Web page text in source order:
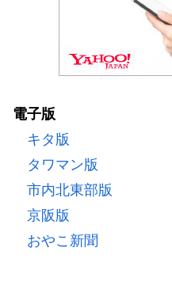
電子版
キタ版
タワマン版
市内北東部版
京阪版
おやこ新聞